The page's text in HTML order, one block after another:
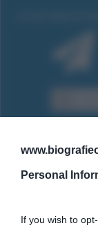
Personal
If you wish to